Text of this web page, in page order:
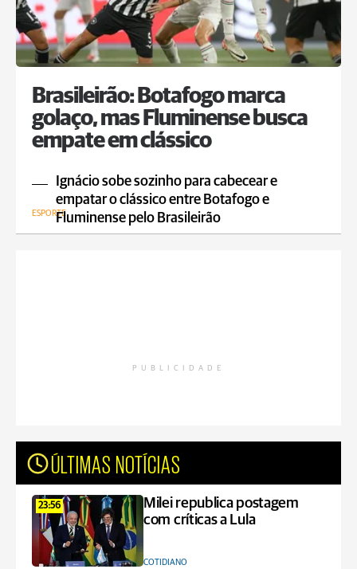
Brasileirão: Botafogo marca
golaço, mas Fluminense busca
empate em clássico
Ignácio sobe sozinho para cabecear e
empatar o clássico entre Botafogo e
Fluminense pelo Brasileirão
ESPORTE
PUBLICIDADE
ÚLTIMAS NOTÍCIAS
23:56
Milei republica postagem
com críticas a Lula
COTIDIANO